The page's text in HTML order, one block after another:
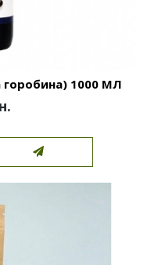
горобина) 1000 МЛ